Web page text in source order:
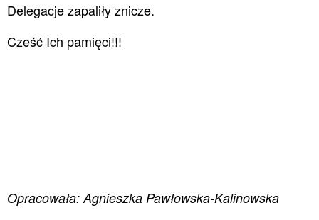
Delegacje zapaliły znicze.
Cześć Ich pamięci!!!
Opracowała: Agnieszka Pawłowska-Kalinowska